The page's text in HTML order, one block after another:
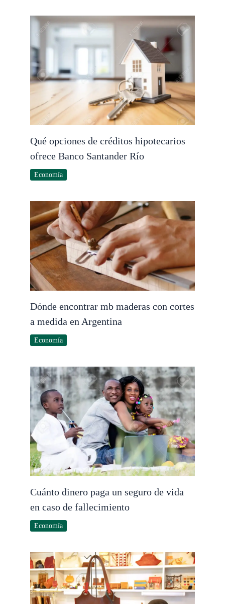
Qué opciones de créditos hipotecarios
ofrece Banco Santander Río
Economía
Dónde encontrar mb maderas con cortes
a medida en Argentina
Economía
Cuánto dinero paga un seguro de vida
en caso de fallecimiento
Economía